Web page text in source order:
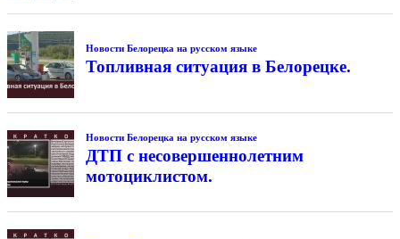
Новости Белорецка на русском языке
Топливная ситуация в Белорецке.
Новости Белорецка на русском языке
ДТП с несовершеннолетним
мотоциклистом.